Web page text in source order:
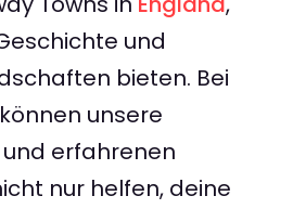
und
bieten. Bei
unsere
erfahrenen
nur helfen, deine